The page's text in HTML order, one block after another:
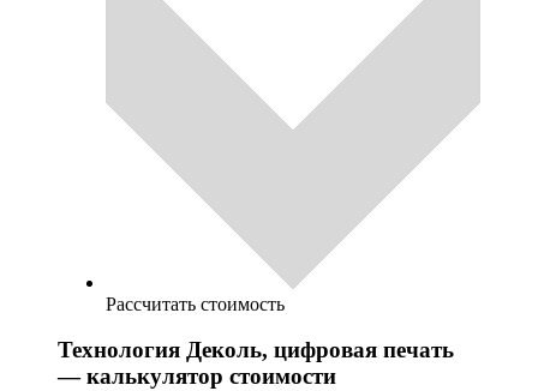
Рассчитать стоимость
Технология Деколь, цифровая печать
— калькулятор стоимости